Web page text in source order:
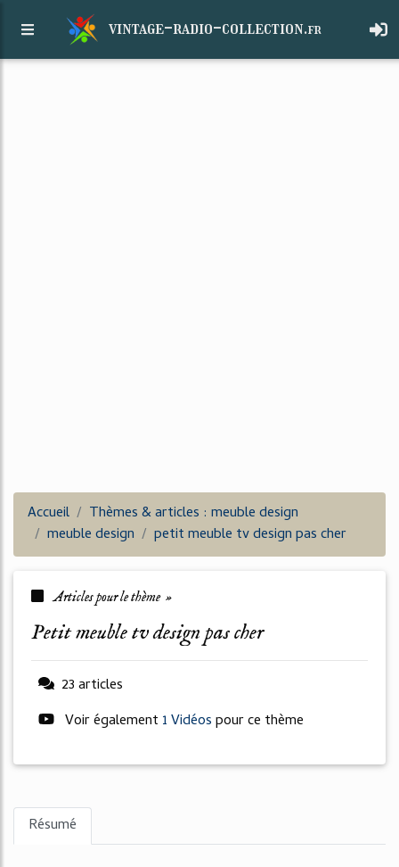
vintage-radio-collection.fr
Accueil
Thèmes & articles : meuble design
meuble design
petit meuble tv design pas cher
Articles pour le thème »
petit meuble tv design pas cher
23 articles
Voir également 1 Vidéospour ce thème
Résumé